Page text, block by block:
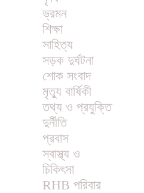
ভ্রমন
শিক্ষা
সাহিত্য
সড়ক দুর্ঘটনা
শোক সংবাদ
মৃত্যু বার্ষিকী
তথ্য ও প্রযুক্তি
দুর্নীতি
প্রবাস
স্বাস্থ্য ও
চিকিৎসা
RHB পরিবার